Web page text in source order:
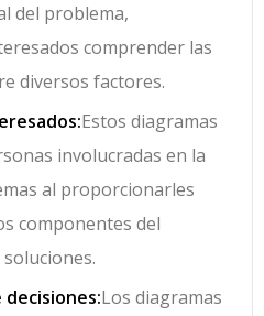
del problema,
comprender las
diversos factores.
Estos diagramas
involucradas en la
al proporcionarles
componentes del
Los diagramas